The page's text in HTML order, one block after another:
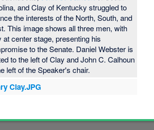
and Clay of Kentucky struggled to
the interests of the North, South, and
This image shows all three men, with
at center stage, presenting his
to the Senate. Daniel Webster is
to the left of Clay and John C. Calhoun
left of the Speaker's chair.
Clay.JPG